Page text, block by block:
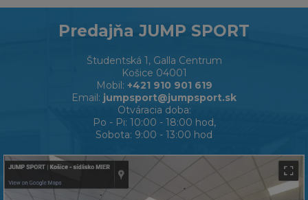
Predajňa JUMP SPORT
Študentská 1, Galla Centrum
Košice 04001
Mobil: +421 910 901 619
Email: jumpsport@jumpsport.sk
Otváracia doba:
Po - Pi: 10:00 - 18:00 hod,
Sobota: 9:00 - 13:00 hod